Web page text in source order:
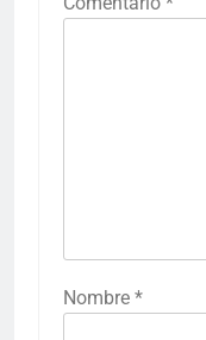
Nombre *